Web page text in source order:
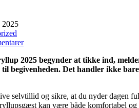
2025
2025 begynder at tikke ind,
til begivenheden. Det handler ikke
selvtillid og sikre, at du nyder dagen
kan være både komfortabel og